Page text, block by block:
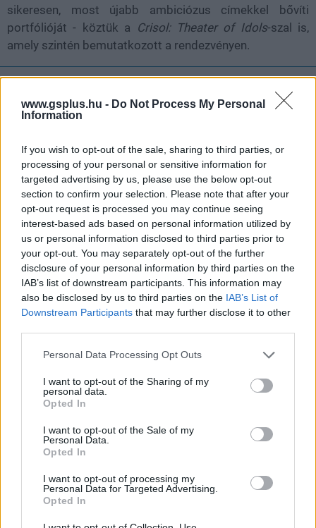
www.gsplus.hu - Do Not Process My Personal
Information
If you wish to opt-out of the sale, sharing to third parties, or
processing of your personal or sensitive information for
targeted advertising by us, please use the below opt-out
section to confirm your selection. Please note that after your
opt-out request is processed you may continue seeing
interest-based ads based on personal information utilized by
us or personal information disclosed to third parties prior to
your opt-out. You may separately opt-out of the further
disclosure of your personal information by third parties on the
IAB’s list of downstream participants. This information may
also be disclosed by us to third parties on the IAB’s List of
Downstream Participants that may further disclose it to other
Please note that this website/app uses one or more Google
not limited to your visit or usage behaviour. You may click to
grant or deny consent to Google and its third-party tags to
use your data for below specified purposes in below Google
consent section.
Personal Data Processing Opt Outs
I want to opt-out of the Sharing of my
personal data.
Opted In
I want to opt-out of the Sale of my
Personal Data.
Opted In
I want to opt-out of processing my
Personal Data for Targeted Advertising.
Opted In
sikeresen, most újabb ambiciózus címekkel bővíti
portfólióját - köztük a Crisol: Theater of Idols-szal is,
amely szintén bemutatkozott a rendezvényen.
Rengeteg hír és cikk vár rád, lehet, hogy éppen nem
hogy naprakész maradj, kiválogatjuk neked a
legjobbakat,iratkozz fel hírlevelünkre!
adatkezelési nyilatkozat
megismertem és azt elfogadom.
Feliratkozom
SMASH by Meló-Diák: Homok, zene és a nyár legjobb
Július végén folytatódik a balatoni strandröplabda-
sorozat.